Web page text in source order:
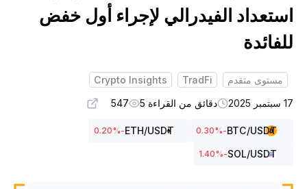
الفيدرالي لإجراء أول خفض
مستوى متقدم TradFi
Crypto Insights
دقائق من القراءة 5 547
BTC/USDT
-0.30
%
ETH/USDT
-0.20
%
SOL/USDT
-1.40
%